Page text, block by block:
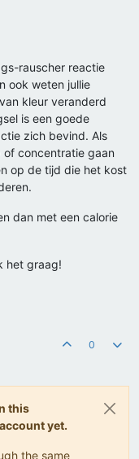
rauscher reactie
ook weten jullie
kleur veranderd
is een goede
zich bevind. Als
of concentratie gaan
op de tijd die het kost
dan met een calorie
het graag!
0
this
yet.
the same